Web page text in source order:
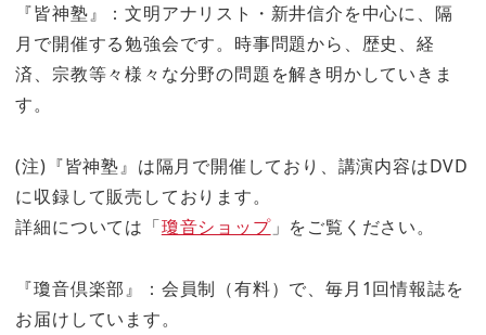
『皆神塾』：文明アナリスト・新井信介を中心に、隔
月で開催する勉強会です。時事問題から、歴史、経
済、宗教等々様々な分野の問題を解き明かしていきま
す。
(注)『皆神塾』は隔月で開催しており、講演内容はDVD
に収録して販売しております。
詳細については「瓊音ショップ」をご覧ください。
『瓊音倶楽部』：会員制（有料）で、毎月1回情報誌を
お届けしています。